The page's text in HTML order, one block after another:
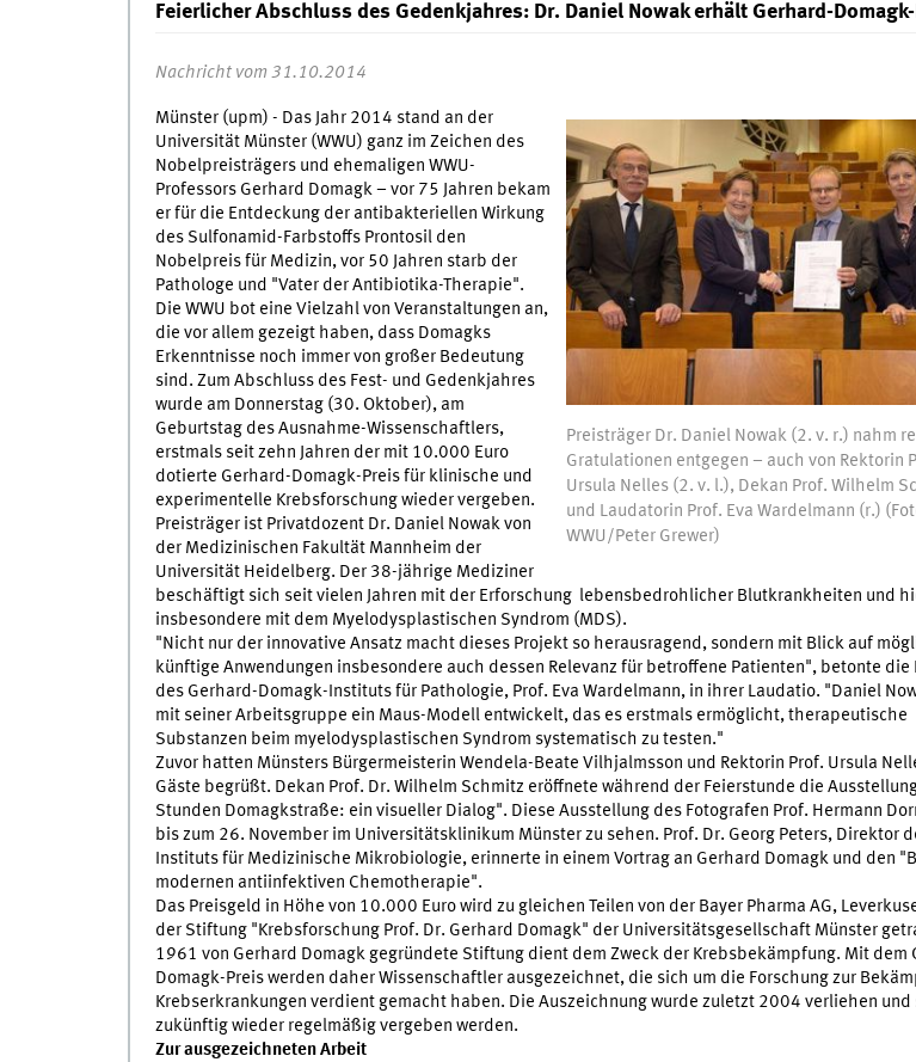
Feierlicher Abschluss des Gedenkjahres: Dr. Daniel Nowak erhält Gerhard-
Nachricht vom 31.10.2014
Preisträger Dr. Daniel Nowak (2. v. r.) nahm
Gratulationen entgegen – auch von Rektorin
Ursula Nelles (2. v. l.), Dekan Prof. Wilhelm
und Laudatorin Prof. Eva Wardelmann (r.)
WWU/Peter Grewer)
Münster (upm) - Das Jahr 2014 stand an der
Universität Münster (WWU) ganz im Zeichen des
Nobelpreisträgers und ehemaligen WWU-
Professors Gerhard Domagk – vor 75 Jahren bekam
er für die Entdeckung der antibakteriellen Wirkung
des Sulfonamid-Farbstoffs Prontosil den
Nobelpreis für Medizin, vor 50 Jahren starb der
Pathologe und "Vater der Antibiotika-Therapie".
Die WWU bot eine Vielzahl von Veranstaltungen an,
die vor allem gezeigt haben, dass Domagks
Erkenntnisse noch immer von großer Bedeutung
sind. Zum Abschluss des Fest- und Gedenkjahres
wurde am Donnerstag (30. Oktober), am
Geburtstag des Ausnahme-Wissenschaftlers,
erstmals seit zehn Jahren der mit 10.000 Euro
dotierte Gerhard-Domagk-Preis für klinische und
experimentelle Krebsforschung wieder vergeben.
Preisträger ist Privatdozent Dr. Daniel Nowak von
der Medizinischen Fakultät Mannheim der
Universität Heidelberg. Der 38-jährige Mediziner
beschäftigt sich seit vielen Jahren mit der Erforschung lebensbedrohlicher Blutkrankheiten und
insbesondere mit dem Myelodysplastischen Syndrom (MDS).
"Nicht nur der innovative Ansatz macht dieses Projekt so herausragend, sondern mit Blick auf
künftige Anwendungen insbesondere auch dessen Relevanz für betroffene Patienten", betonte die
des Gerhard-Domagk-Instituts für Pathologie, Prof. Eva Wardelmann, in ihrer Laudatio. "Daniel
mit seiner Arbeitsgruppe ein Maus-Modell entwickelt, das es erstmals ermöglicht, therapeutische
Substanzen beim myelodysplastischen Syndrom systematisch zu testen."
Zuvor hatten Münsters Bürgermeisterin Wendela-Beate Vilhjalmsson und Rektorin Prof. Ursula
Gäste begrüßt. Dekan Prof. Dr. Wilhelm Schmitz eröffnete während der Feierstunde die
Stunden Domagkstraße: ein visueller Dialog". Diese Ausstellung des Fotografen Prof. Hermann
bis zum 26. November im Universitätsklinikum Münster zu sehen. Prof. Dr. Georg Peters, Direktor
Instituts für Medizinische Mikrobiologie, erinnerte in einem Vortrag an Gerhard Domagk und den
modernen antiinfektiven Chemotherapie".
Das Preisgeld in Höhe von 10.000 Euro wird zu gleichen Teilen von der Bayer Pharma AG,
der Stiftung "Krebsforschung Prof. Dr. Gerhard Domagk" der Universitätsgesellschaft Münster
1961 von Gerhard Domagk gegründete Stiftung dient dem Zweck der Krebsbekämpfung. Mit dem
Domagk-Preis werden daher Wissenschaftler ausgezeichnet, die sich um die Forschung zur
Krebserkrankungen verdient gemacht haben. Die Auszeichnung wurde zuletzt 2004 verliehen und
zukünftig wieder regelmäßig vergeben werden.
Zur ausgezeichneten Arbeit